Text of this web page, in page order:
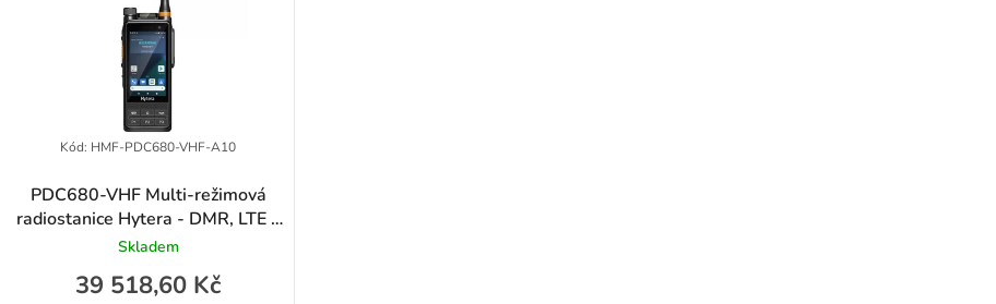
o
PDC680-VHF Multi-režimová
radiostanice Hytera - DMR, LTE a
Android
Skladem
39 518,60 Kč
Kód: HMF-PDC680-VHF-A10